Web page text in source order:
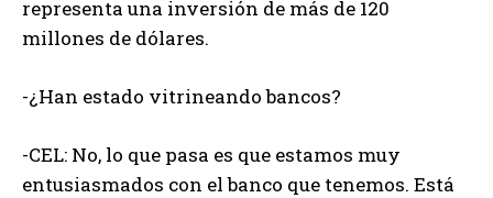
representa una inversión de más de 120
millones de dólares.
-¿Han estado vitrineando bancos?
-CEL: No, lo que pasa es que estamos muy
entusiasmados con el banco que tenemos. Está